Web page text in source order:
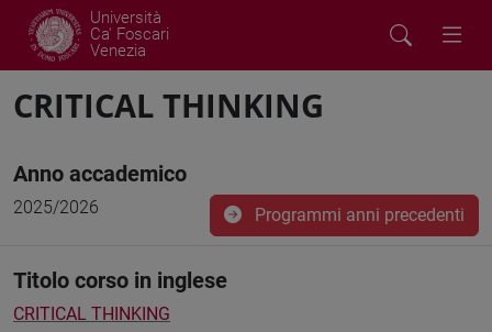
Università
Ca' Foscari
Venezia
CRITICAL THINKING
Anno accademico
2025/2026 Programmi anni precedenti
Titolo corso in inglese
CRITICAL THINKING